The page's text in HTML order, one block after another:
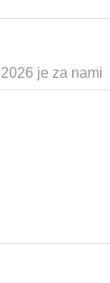
je za nami